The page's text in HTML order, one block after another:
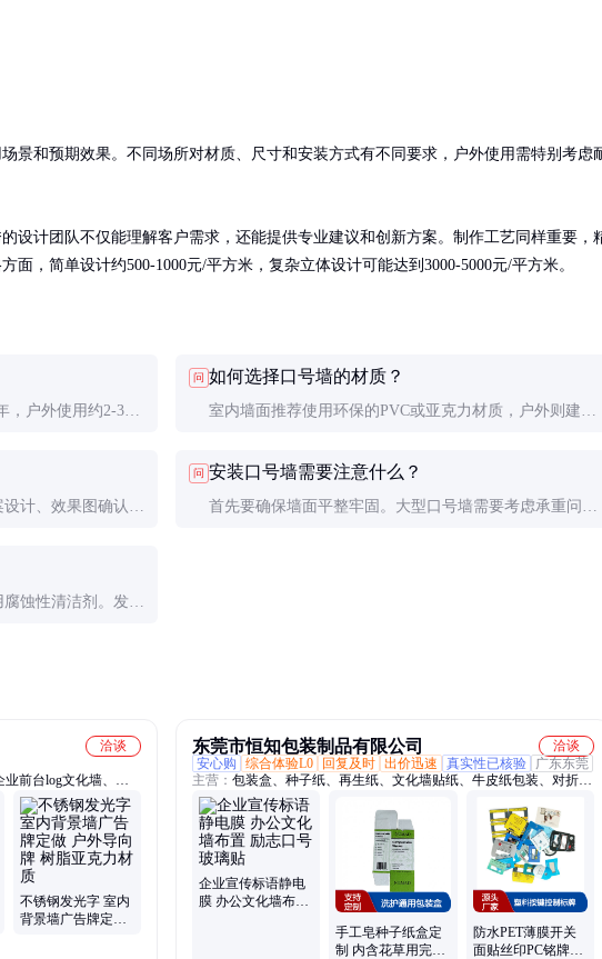
景和预期效果。不同场所对材质、尺寸和安装方式有不同要求，户外使用需特别考虑
设计团队不仅能理解客户需求，还能提供专业建议和创新方案。制作工艺同样重要，
面，简单设计约500-1000元/平方米，复杂立体设计可能达到3000-5000元/平方米。
，户外使用约2-3
问 如何选择口号墙的材质？
室内墙面推荐使用环保的PVC或亚克力材质，户外则建议
时，可以考虑更具质感的实木或石材。
计、效果图确认、
问 安装口号墙需要注意什么？
首先要确保墙面平整牢固。大型口号墙需要考虑承重问
蚀性清洁剂。发现
洽谈
前台log文化墙、门
牌uv打印、会议室标
不锈钢发光字 室内
背景墙广告牌定做
东莞市恒知包装制品有限公司
洽谈
安心购
综合体验L0 回复及时 出价迅速 真实性已核验
广东东莞
主营： 包装盒、种子纸、再生纸、文化墙贴纸、牛皮纸包装、对折卡
片印、可种植书签、服装吊牌标签、包装制品定制、吊牌定制、信
封、seed paper、环保包装制品、牛皮纸信封、再生纸吊牌、水果纸吊
牌、明信片、贺卡、牛皮纸盒
企业宣传标语静电
膜 办公文化墙布置
手工皂种子纸盒定
制 内含花草用完即
防水PET薄膜开关
面贴丝印PC铭牌控